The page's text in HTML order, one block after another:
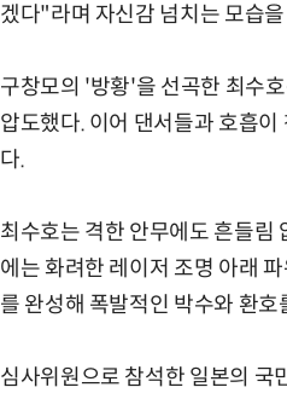
겠다"라며 자신감 넘치는 모습
구창모의 '방황'을 선곡한 최수
압도했다. 이어 댄서들과 호흡
다.
최수호는 격한 안무에도 흔들림
에는 화려한 레이저 조명 아래
를 완성해 폭발적인 박수와 환호
심사위원으로 참석한 일본의 국